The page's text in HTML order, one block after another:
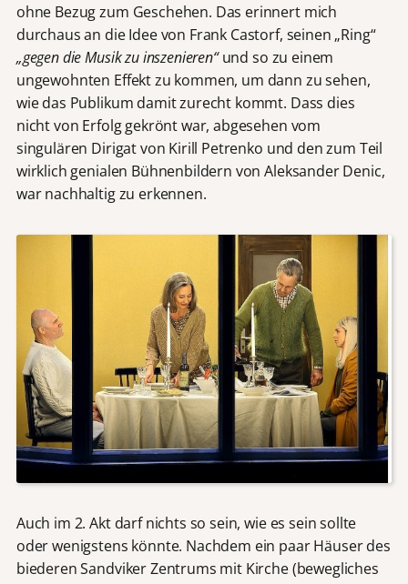
ohne Bezug zum Geschehen. Das erinnert mich
durchaus an die Idee von Frank Castorf, seinen „Ring“
„gegen die Musik zu inszenieren“und so zu einem
ungewohnten Effekt zu kommen, um dann zu sehen,
wie das Publikum damit zurecht kommt. Dass dies
nicht von Erfolg gekrönt war, abgesehen vom
singulären Dirigat von Kirill Petrenko und den zum Teil
wirklich genialen Bühnenbildern von Aleksander Denic,
war nachhaltig zu erkennen.
Auch im 2. Akt darf nichts so sein, wie es sein sollte
oder wenigstens könnte. Nachdem ein paar Häuser des
biederen Sandviker Zentrums mit Kirche (bewegliches